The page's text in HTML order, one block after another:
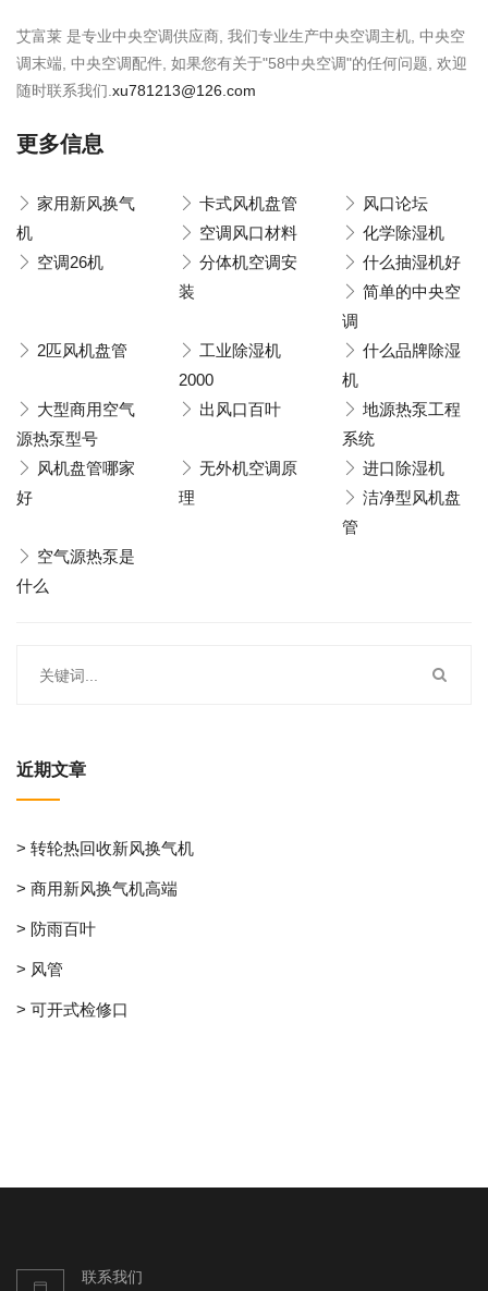
艾富莱 是专业中央空调供应商, 我们专业生产中央空调主机, 中央空
调末端, 中央空调配件, 如果您有关于"58中央空调"的任何问题, 欢迎
随时联系我们. xu781213@126.com
更多信息
家用新风换气
机
卡式风机盘管
风口论坛
空调风口材料
化学除湿机
空调26机
分体机空调安
装
什么抽湿机好
简单的中央空
调
2匹风机盘管
工业除湿机
2000
什么品牌除湿
机
大型商用空气
源热泵型号
出风口百叶
地源热泵工程
系统
风机盘管哪家
好
无外机空调原
理
进口除湿机
洁净型风机盘
管
空气源热泵是
什么
近期文章
> 转轮热回收新风换气机
> 商用新风换气机高端
> 防雨百叶
> 风管
> 可开式检修口
联系我们